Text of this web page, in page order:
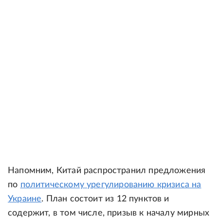
Напомним, Китай распространил предложения
по политическому урегулированию кризиса на
Украине. План состоит из 12 пунктов и
содержит, в том числе, призыв к началу мирных